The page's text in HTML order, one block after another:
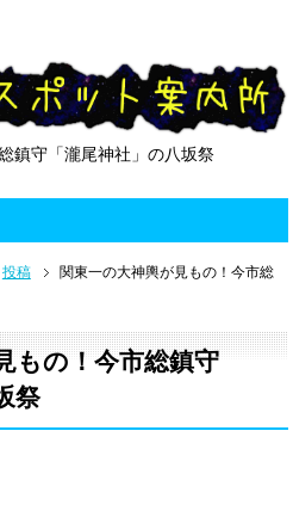
鎮守「瀧尾神社」の八坂祭
投稿
関東一の大神輿が見もの！今市総
もの！今市総鎮守
祭